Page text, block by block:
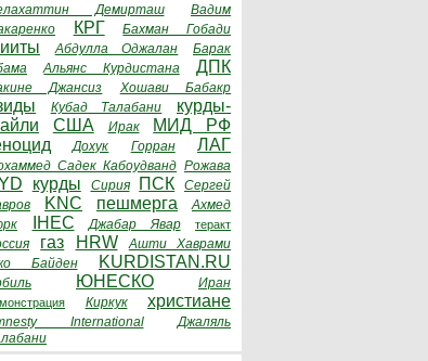
Демирташ
Вадим
КРГ Бахман Гобади
Абдулла Оджалан
Барак
Альянс Курдистана ДПК
Джансиз Хошави Бабакр
Кубад Талабани
курды-
США Ирак
МИД РФ
Дохук Горран ЛАГ
Садек Кабоудванд Рожава
курды Сирия ПСК
Сергей
KNC пешмерга
Ахмед
IHEC Джабар Явар теракт
газ HRW
Ашти Хаврами
Байден
KURDISTAN.RU
ЮНЕСКО Иран
Киркук христиане
International
Джаляль